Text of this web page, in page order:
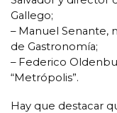
Gallego;
– Manuel Senante,
de Gastronomía;
– Federico
“Metrópolis”.
Hay que destacar